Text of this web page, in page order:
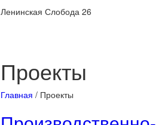
Ленинская Слобода 26
Проекты
Главная / Проекты